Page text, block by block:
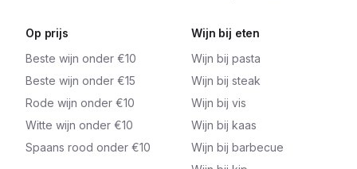
Op prijs
Beste wijn onder €10
Beste wijn onder €15
Rode wijn onder €10
Witte wijn onder €10
Spaans rood onder €10
Wijn bij eten
Wijn bij pasta
Wijn bij steak
Wijn bij vis
Wijn bij kaas
Wijn bij barbecue